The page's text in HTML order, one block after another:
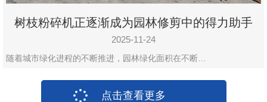
树枝粉碎机正逐渐成为园林修剪中的得力助手
2025-11-24
随着城市绿化进程的不断推进，园林绿化面积在不断…
点击查看更多